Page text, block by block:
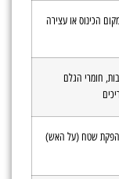
הכינוס או עצירה
חומרי הגלם
שטח (על האש)